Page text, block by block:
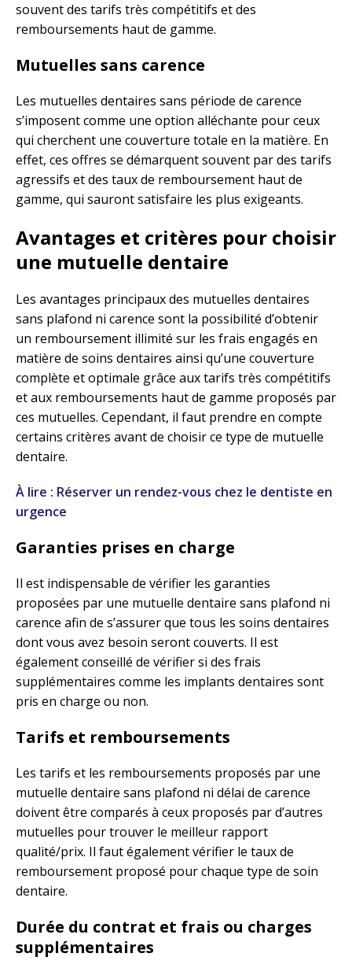
souvent des tarifs très compétitifs et des
remboursements haut de gamme.
Mutuelles sans carence
Les mutuelles dentaires sans période de carence
s’imposent comme une option alléchante pour ceux
qui cherchent une couverture totale en la matière. En
effet, ces offres se démarquent souvent par des tarifs
agressifs et des taux de remboursement haut de
gamme, qui sauront satisfaire les plus exigeants.
Avantages et critères pour choisir
une mutuelle dentaire
Les avantages principaux des mutuelles dentaires
sans plafond ni carence sont la possibilité d’obtenir
un remboursement illimité sur les frais engagés en
matière de soins dentaires ainsi qu’une couverture
complète et optimale grâce aux tarifs très compétitifs
et aux remboursements haut de gamme proposés par
ces mutuelles. Cependant, il faut prendre en compte
certains critères avant de choisir ce type de mutuelle
dentaire.
À lire : Réserver un rendez-vous chez le dentiste en
urgence
Garanties prises en charge
Il est indispensable de vérifier les garanties
proposées par une mutuelle dentaire sans plafond ni
carence afin de s’assurer que tous les soins dentaires
dont vous avez besoin seront couverts. Il est
également conseillé de vérifier si des frais
supplémentaires comme les implants dentaires sont
pris en charge ou non.
Tarifs et remboursements
Les tarifs et les remboursements proposés par une
mutuelle dentaire sans plafond ni délai de carence
doivent être comparés à ceux proposés par d’autres
mutuelles pour trouver le meilleur rapport
qualité/prix. Il faut également vérifier le taux de
remboursement proposé pour chaque type de soin
dentaire.
Durée du contrat et frais ou charges
supplémentaires